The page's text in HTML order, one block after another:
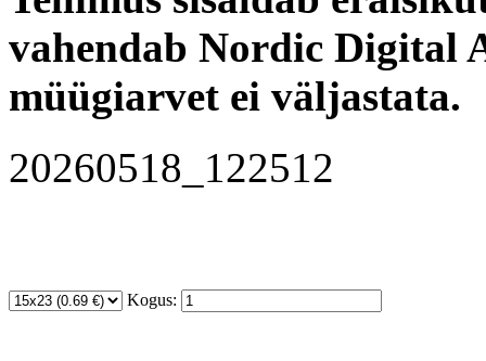
vahendab Nordic Digital
müügiarvet ei väljastata.
20260518_122512
Kogus: